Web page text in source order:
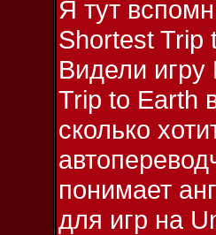
Я тут
Shortest Trip
Видели
Trip to Earth
сколько
понимает
для игр на